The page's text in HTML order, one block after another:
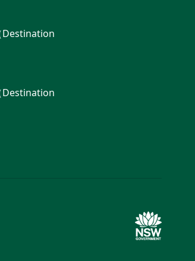
Destination
Destination